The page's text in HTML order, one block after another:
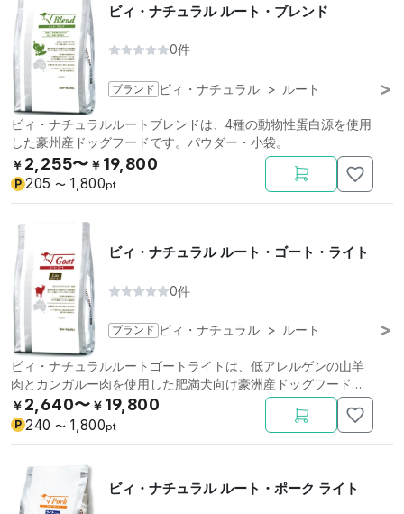
ビィ・ナチュラル ルート・ブレンド
0件
ブランド ビィ・ナチュラル > ルート
ビィ・ナチュラルルートブレンドは、4種の動物性蛋白源を使用
した豪州産ドッグフードです。パウダー・小袋。
￥ 2,255〜 ￥ 19,800
P 205 〜 1,800pt
ビィ・ナチュラル ルート・ゴート・ライト
0件
ブランド ビィ・ナチュラル > ルート
ビィ・ナチュラルルートゴートライトは、低アレルゲンの山羊
肉とカンガルー肉を使用した肥満犬向け豪洲産ドッグフードで
す。小粒。小袋。
￥ 2,640〜 ￥ 19,800
P 240 〜 1,800pt
ビィ・ナチュラル ルート・ポーク ライト